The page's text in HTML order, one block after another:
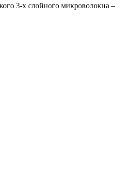
3-х слойного микроволокна –